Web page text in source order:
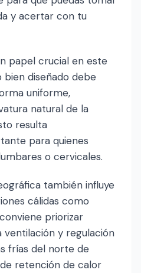
y acertar con tu
papel crucial en este
diseñado debe
uniforme,
natural de la
resulta
para quienes
o cervicales.
también influye
cálidas como
priorizar
ventilación y regulación
frías del norte de
retención de calor